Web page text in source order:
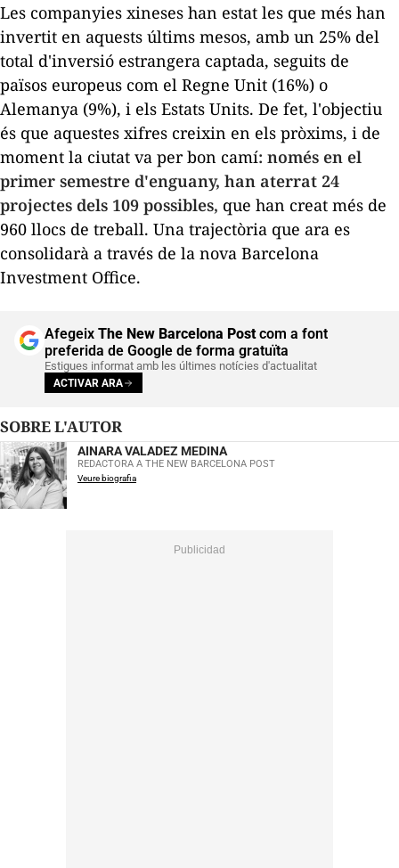
Les companyies xineses han estat les que més han
invertit en aquests últims mesos, amb un 25% del
total d'inversió estrangera captada, seguits de
països europeus com el Regne Unit (16%) o
Alemanya (9%), i els Estats Units. De fet, l'objectiu
és que aquestes xifres creixin en els pròxims, i de
moment la ciutat va per bon camí: només en el
primer semestre d'enguany, han aterrat 24
projectes dels 109 possibles, que han creat més de
960 llocs de treball. Una trajectòria que ara es
consolidarà a través de la nova Barcelona
Investment Office.
Afegeix The New Barcelona Postcom a font
preferida de Google de forma gratuïta
Estigues informat amb les últimes notícies d'actualitat
ACTIVAR ARA
SOBRE L'AUTOR
AINARA VALADEZ MEDINA
REDACTORA A THE NEW BARCELONA POST
Veure biografia